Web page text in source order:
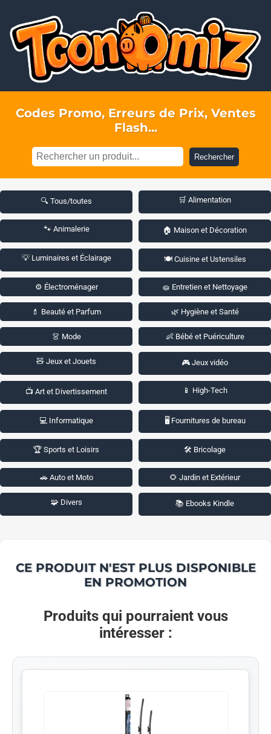
Codes Promo, Erreurs de Prix, Ventes
Flash...
Rechercher
🔍 Tous/toutes 🛒 Alimentation
🐾 Animalerie 🏠 Maison et Décoration
💡 Luminaires et Éclairage 🍽️ Cuisine et Ustensiles
⚙️ Électroménager 🧽 Entretien et Nettoyage
💄 Beauté et Parfum 🌿 Hygiène et Santé
👗 Mode 👶 Bébé et Puériculture
🧸 Jeux et Jouets 🎮 Jeux vidéo
📺 Art et Divertissement 📱 High-Tech
💻 Informatique 🖥️ Fournitures de bureau
🏆 Sports et Loisirs 🛠️ Bricolage
🚗 Auto et Moto 🌻 Jardin et Extérieur
🧩 Divers 📚 Ebooks Kindle
CE PRODUIT N'EST PLUS DISPONIBLE
EN PROMOTION
Produits qui pourraient vous
intéresser :